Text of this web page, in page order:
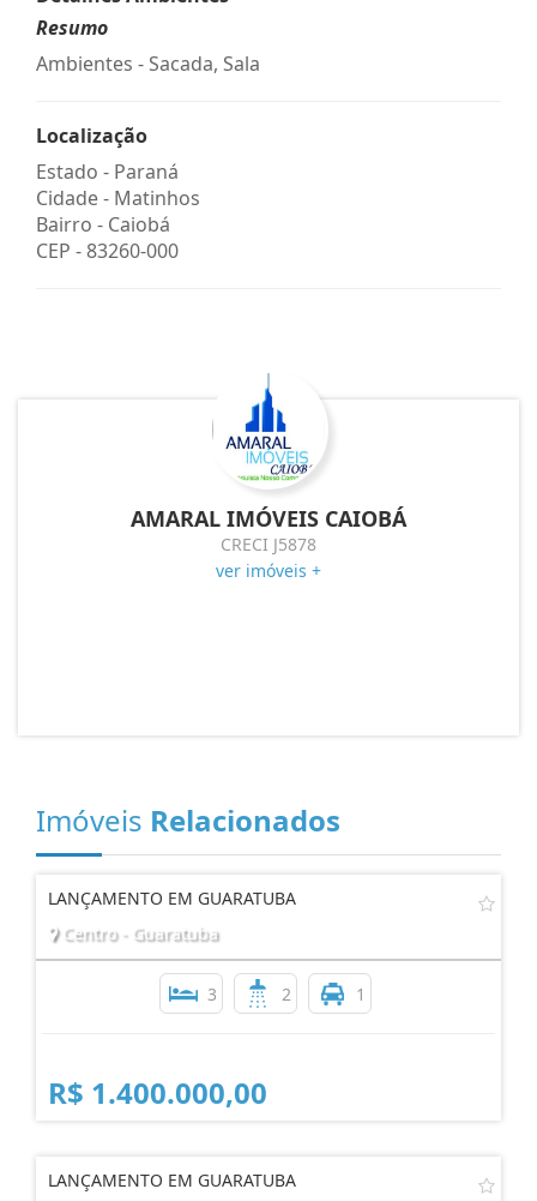
Resumo
Ambientes - Sacada, Sala
Localização
Estado - Paraná
Cidade - Matinhos
Bairro - Caiobá
CEP -83260-000
AMARAL IMÓVEIS CAIOBÁ
CRECI J5878
ver imóveis +
Imóveis Relacionados
LANÇAMENTO EM GUARATUBA
Centro - Guaratuba
3 2 1
R$ 1.400.000,00
LANÇAMENTO EM GUARATUBA